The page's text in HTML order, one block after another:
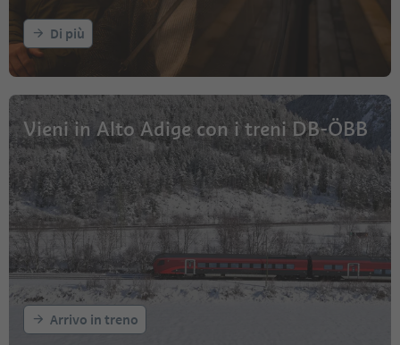
Di più
Vieni in Alto Adige con i treni DB-ÖBB
Arrivo in treno